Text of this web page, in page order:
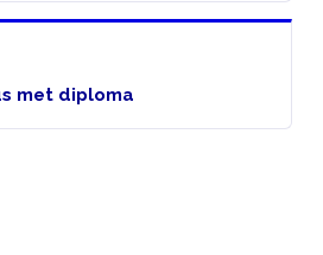
met diploma